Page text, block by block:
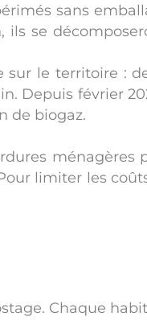
sans
ils se
le territoire :
Depuis février
de biogaz.
ménagères
limiter les
Chaque